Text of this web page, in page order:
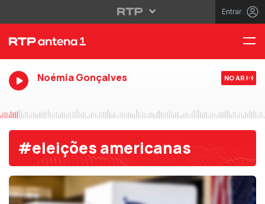
Entrar
Noémia Gonçalves NO AR
#eleições americanas